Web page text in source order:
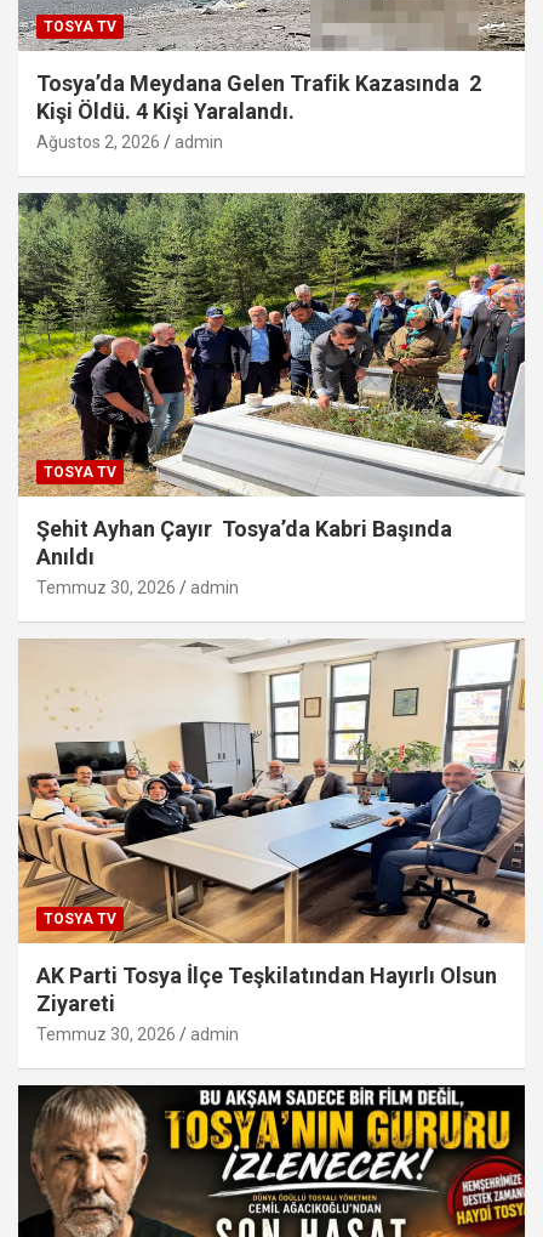
TOSYA TV
Tosya’da Meydana Gelen Trafik Kazasında 2
Kişi Öldü. 4 Kişi Yaralandı.
Ağustos 2, 2026 admin
TOSYA TV
Şehit Ayhan Çayır Tosya’da Kabri Başında
Anıldı
Temmuz 30, 2026 admin
TOSYA TV
AK Parti Tosya İlçe Teşkilatından Hayırlı Olsun
Ziyareti
Temmuz 30, 2026 admin